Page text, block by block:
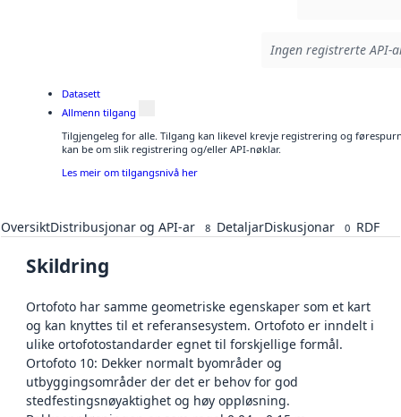
Ingen registrerte API-
Datasett
Allmenn tilgang
Tilgjengeleg for alle. Tilgang kan likevel krevje registrering og
kan be om slik registrering og/eller API-nøklar.
Les meir om tilgangsnivå her
OversiktDistribusjonar og API-ar 8 DetaljarDiskusjonar 0 RDF
Skildring
Ortofoto har samme geometriske egenskaper som et kart
og kan knyttes til et referansesystem. Ortofoto er inndelt i
ulike ortofotostandarder egnet til forskjellige formål.
Ortofoto 10: Dekker normalt byområder og
utbyggingsområder der det er behov for god
stedfestingsnøyaktighet og høy oppløsning.